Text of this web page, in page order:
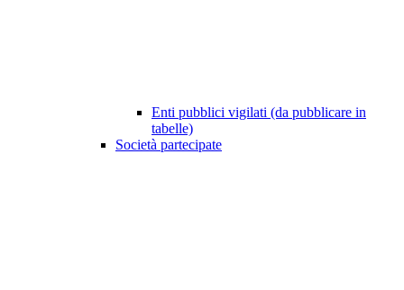
Enti pubblici vigilati (da pubblicare in
tabelle)
Società partecipate